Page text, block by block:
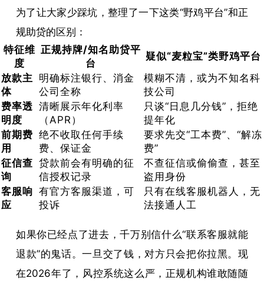
为了让大家少踩坑，整理了一下这类“野鸡平台”和正
规助贷的区别：
特征维
度
正规持牌/知名助贷平
台
疑似“麦粒宝”类野鸡平台
放款主
体
明确标注银行、消金
公司全称
模糊不清，或为不知名科
技公司
费率透
明度
清晰展示年化利率
（APR）
只谈“日息几分钱”，拒绝
提年化
前期费
用
绝不收取任何手续
费、保证金
要求先交“工本费”、“解冻
费”
征信查
询
贷款前会有明确的征
信授权记录
不查征信或偷偷查，甚至
盗用身份
客服响
应
有官方客服渠道，可
投诉
只有在线客服机器人，无
法接通人工
如果你已经点了进去，千万别信什么“联系客服就能
退款”的鬼话。一旦交了钱，对方只会把你拉黑。现
在2026年了，风控系统这么严，正规机构谁敢随随